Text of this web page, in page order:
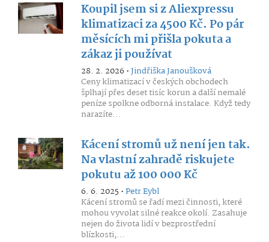
Koupil jsem si z Aliexpressu
klimatizaci za 4500 Kč. Po pár
měsících mi přišla pokuta a
zákaz ji používat
28. 2. 2026 •Jindřiška Janoušková
Ceny klimatizací v českých obchodech
šplhají přes deset tisíc korun a další nemalé
peníze spolkne odborná instalace. Když tedy
narazíte...
Kácení stromů už není jen tak.
Na vlastní zahradě riskujete
pokutu až 100 000 Kč
6. 6. 2025 •Petr Eybl
Kácení stromů se řadí mezi činnosti, které
mohou vyvolat silné reakce okolí. Zasahuje
nejen do života lidí v bezprostřední
blízkosti,...